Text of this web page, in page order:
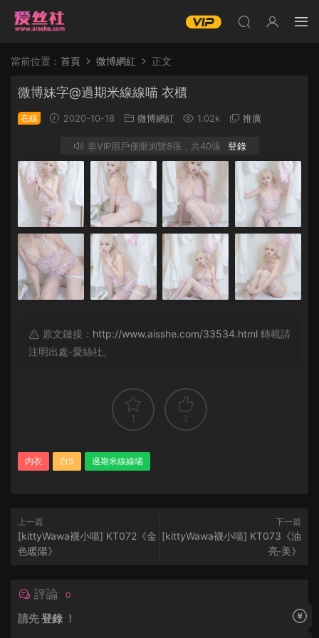
當前位置： 首頁 微博網紅 正文
微博妹字@過期米線線喵 衣櫃
在線 2020-10-18 微博網紅 1.02k 推廣
非VIP用戶僅限浏覽8張，共40張 登錄
原文鏈接： http://www.aisshe.com/33534.html 轉載請
注明出處-愛絲社。
1 2
内衣 白S 過期米線線喵
上一篇
[kittyWawa襪小喵] KT072《金
色暖陽》
下一篇
[kittyWawa襪小喵] KT073《油
亮·美》
評論 0
請先登錄 ！